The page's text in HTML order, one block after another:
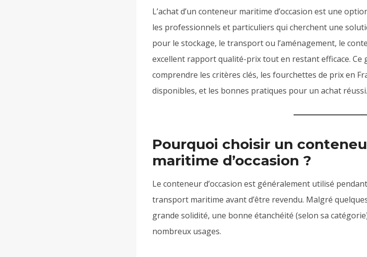
L’achat d’un conteneur maritime d’occasion est une
les professionnels et particuliers qui cherchent une
pour le stockage, le transport ou l’aménagement, le
excellent rapport qualité-prix tout en restant efficace. Ce
comprendre les critères clés, les fourchettes de prix en
disponibles, et les bonnes pratiques pour un achat réussi.
Pourquoi choisir un
maritime d’occasion ?
Le conteneur d’occasion est généralement utilisé
transport maritime avant d’être revendu. Malgré
grande solidité, une bonne étanchéité (selon sa
nombreux usages.